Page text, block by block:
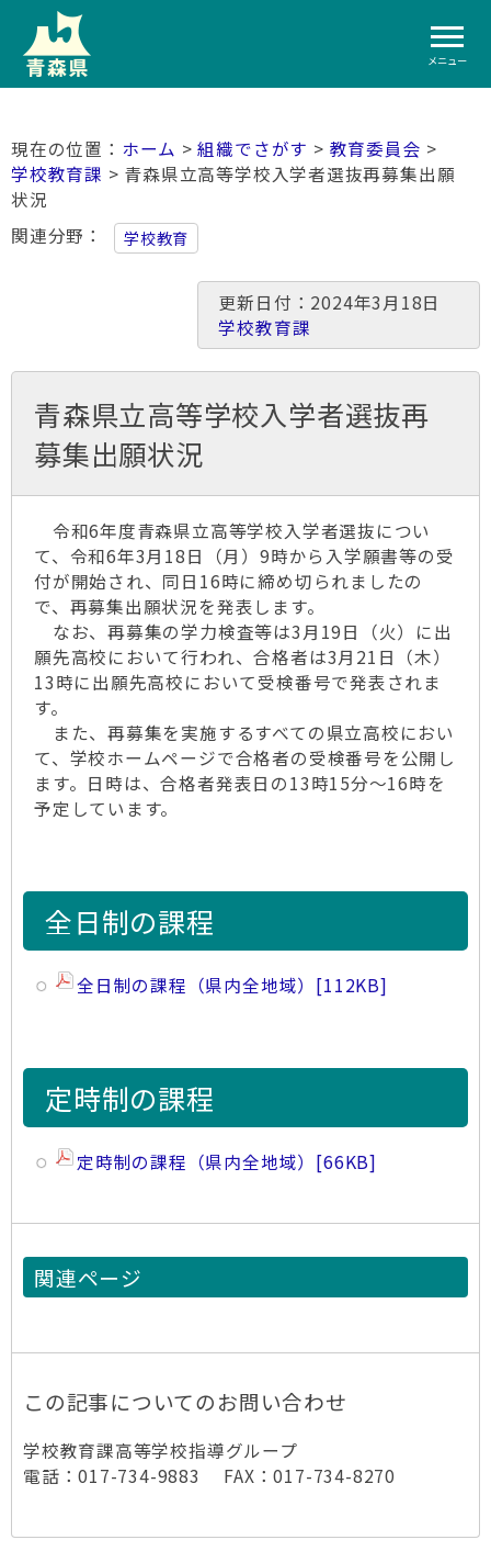
メニュー
ホーム >組織でさがす > 教育委員会 >
学校教育課 > 青森県立高等学校入学者選抜再募集出願
状況
関連分野
学校教育
更新日付：2024年3月18日
学校教育課
青森県立高等学校入学者選抜再
募集出願状況
令和6年度青森県立高等学校入学者選抜につい
て、令和6年3月18日（月）9時から入学願書等の受
付が開始され、同日16時に締め切られましたの
で、再募集出願状況を発表します。
なお、再募集の学力検査等は3月19日（火）に出
願先高校において行われ、合格者は3月21日（木）
13時に出願先高校において受検番号で発表されま
す。
また、再募集を実施するすべての県立高校におい
て、学校ホームページで合格者の受検番号を公開し
ます。日時は、合格者発表日の13時15分～16時を
予定しています。
全日制の課程
全日制の課程（県内全地域） [112KB]
定時制の課程
定時制の課程（県内全地域） [66KB]
関連ページ
この記事についてのお問い合わせ
学校教育課高等学校指導グループ
電話：017-734-9883 FAX：017-734-8270